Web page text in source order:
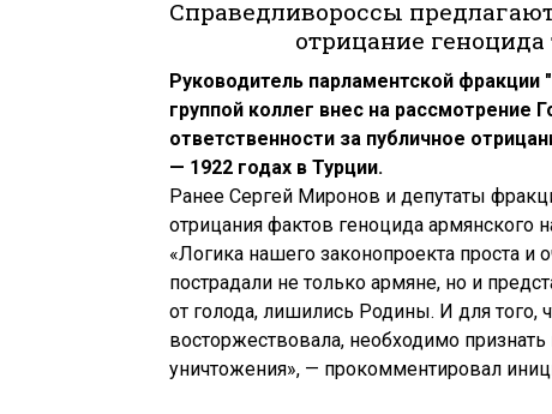
Справедливороссы
отрицание
Руководитель парламентской
группой коллег внес на рассмотрение
ответственности за публичное
— 1922 годах в Турции.
Ранее Сергей Миронов и депутаты
отрицания фактов геноцида армянского
«Логика нашего законопроекта проста и
пострадали не только армяне, но и
от голода, лишились Родины. И для того,
восторжествовала, необходимо
уничтожения», — прокомментировал